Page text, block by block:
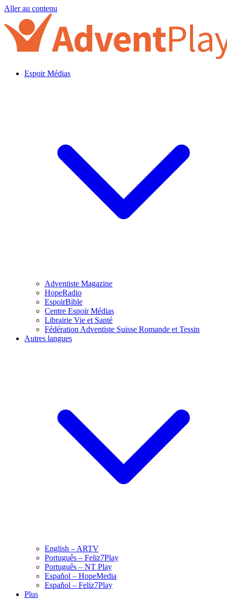
Aller au contenu
Espoir Médias
Adventiste Magazine
HopeRadio
EspoirBible
Centre Espoir Médias
Librairie Vie et Santé
Fédération Adventiste Suisse Romande et Tessin
Autres langues
English – ARTV
Português – Feliz7Play
Português – NT Play
Español – HopeMedia
Español – Feliz7Play
Plus